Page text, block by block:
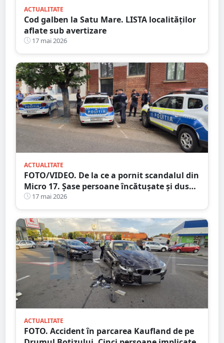
ACTUALITATE
Cod galben la Satu Mare. LISTA localităților
aflate sub avertizare
17 mai 2026
ACTUALITATE
FOTO/VIDEO. De la ce a pornit scandalul din
Micro 17. Șase persoane încătușate și duse
la secție
17 mai 2026
ACTUALITATE
FOTO. Accident în parcarea Kaufland de pe